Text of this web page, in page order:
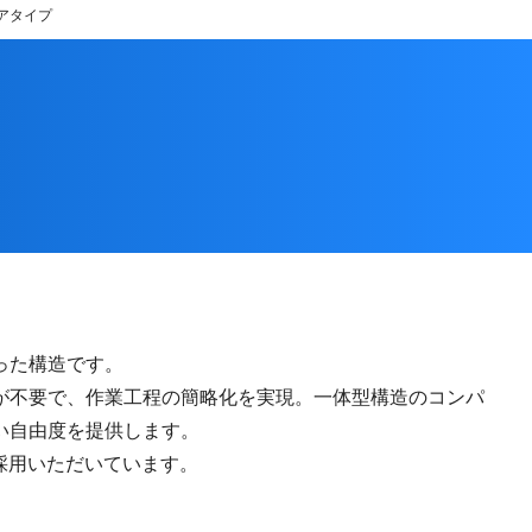
タイプ
構造です。
要で、作業工程の簡略化を実現。一体型構造のコンパ
由度を提供します。
いただいています。